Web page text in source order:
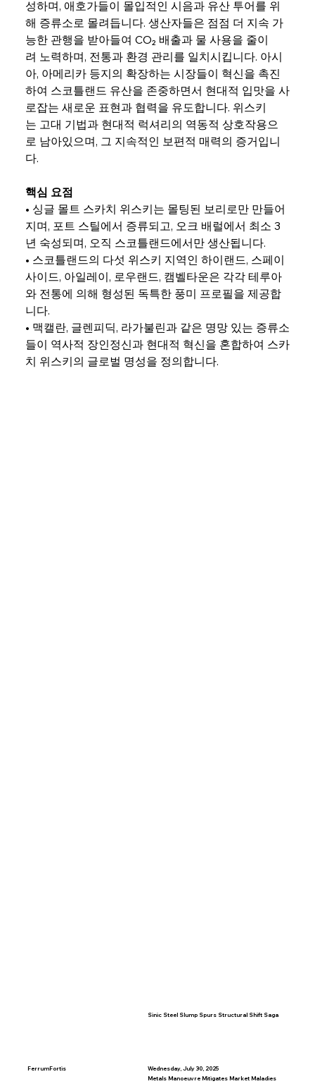
FerrumFortis
Sinic Steel Slump Spurs Structural Shift Saga
Wednesday, July 30, 2025
Metals Manoeuvre Mitigates Market Maladies
성하며, 애호가들이 몰입적인 시음과 유산 투어를 위
해 증류소로 몰려듭니다. 생산자들은 점점 더 지속 가
능한 관행을 받아들여 CO₂ 배출과 물 사용을 줄이
려 노력하며, 전통과 환경 관리를 일치시킵니다. 아시
아, 아메리카 등지의 확장하는 시장들이 혁신을 촉진
하여 스코틀랜드 유산을 존중하면서 현대적 입맛을 사
로잡는 새로운 표현과 협력을 유도합니다. 위스키
는 고대 기법과 현대적 럭셔리의 역동적 상호작용으
로 남아있으며, 그 지속적인 보편적 매력의 증거입니
다.
핵심 요점
• 싱글 몰트 스카치 위스키는 몰팅된 보리로만 만들어
지며, 포트 스틸에서 증류되고, 오크 배럴에서 최소 3
년 숙성되며, 오직 스코틀랜드에서만 생산됩니다.
• 스코틀랜드의 다섯 위스키 지역인 하이랜드, 스페이
사이드, 아일레이, 로우랜드, 캠벨타운은 각각 테루아
와 전통에 의해 형성된 독특한 풍미 프로필을 제공합
니다.
• 맥캘란, 글렌피딕, 라가불린과 같은 명망 있는 증류소
들이 역사적 장인정신과 현대적 혁신을 혼합하여 스카
치 위스키의 글로벌 명성을 정의합니다.